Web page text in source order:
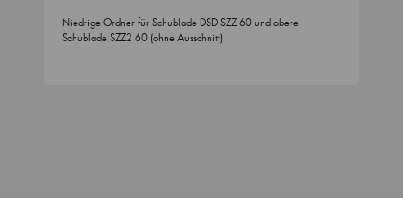
Niedrige Ordner für Schublade DSD SZZ 60 und obere
Schublade SZZ2 60 (ohne Ausschnitt)